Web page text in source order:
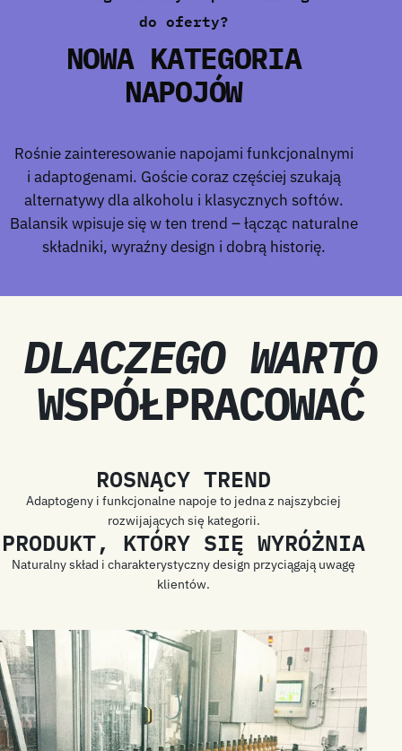
do oferty?
NOWA KATEGORIA
NAPOJÓW
Rośnie zainteresowanie napojami funkcjonalnymi
i adaptogenami. Goście coraz częściej szukają
alternatywy dla alkoholu i klasycznych softów.
Balansik wpisuje się w ten trend – łącząc naturalne
składniki, wyraźny design i dobrą historię.
DLACZEGO WARTO
WSPÓŁPRACOWAĆ
ROSNĄCY TREND
Adaptogeny i funkcjonalne napoje to jedna z najszybciej
rozwijających się kategorii.
PRODUKT, KTÓRY SIĘ WYRÓŻNIA
Naturalny skład i charakterystyczny design przyciągają uwagę
klientów.